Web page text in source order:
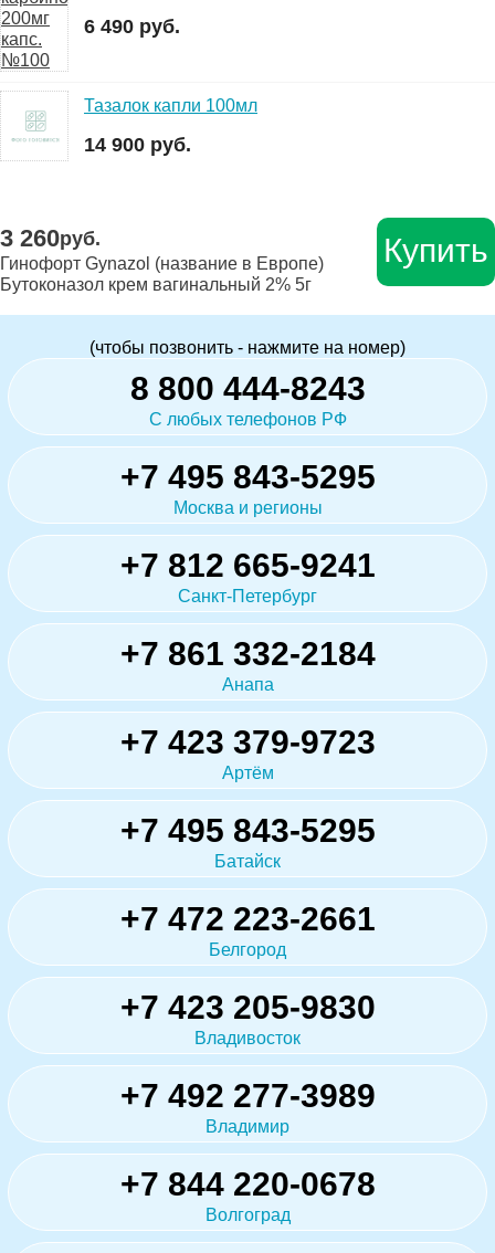
6 490 руб.
Тазалок капли 100мл
14 900 руб.
3 260руб.
Гинофорт Gynazol (название в Европе)
Бутоконазол крем вагинальный 2% 5г
Купить
(чтобы позвонить - нажмите на номер)
8 800 444-8243
С любых телефонов РФ
+7 495 843-5295
Москва и регионы
+7 812 665-9241
Санкт-Петербург
+7 861 332-2184
Анапа
+7 423 379-9723
Артём
+7 495 843-5295
Батайск
+7 472 223-2661
Белгород
+7 423 205-9830
Владивосток
+7 492 277-3989
Владимир
+7 844 220-0678
Волгоград